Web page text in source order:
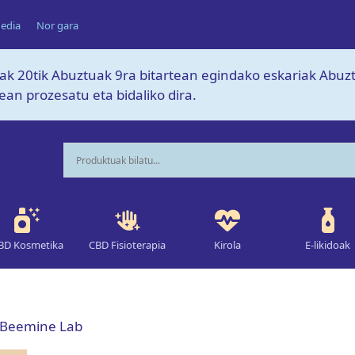
Nor gara
20tik Abuztuak 9ra bitartean egindako eskariak
prozesatu eta bidaliko dira.
Kosmetika CBD Fisioterapia Kirola E-likidoak
Lab